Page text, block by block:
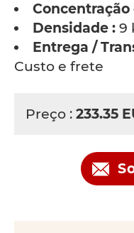
Concentração
Densidade : 9
Entrega /
Custo e frete
Preço : 233.35